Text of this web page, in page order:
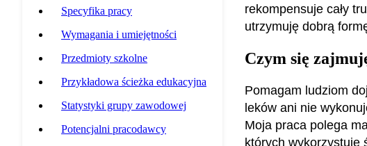
Specyfika pracy
Wymagania i umiejętności
Przedmioty szkolne
Przykładowa ścieżka edukacyjna
Statystyki grupy zawodowej
Potencjalni pracodawcy
rekompensuje cały
utrzymuję dobrą
Czym się
Pomagam ludziom
leków ani nie
Moja praca polega
których wykorzystuję